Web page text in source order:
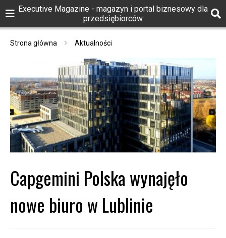
Executive Magazine - magazyn i portal biznesowy dla
przedsiębiorców
Strona główna Aktualności
Capgemini Polska wynajęło
nowe biuro w Lublinie